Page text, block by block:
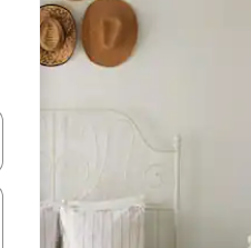
ke atas dan ke bawah